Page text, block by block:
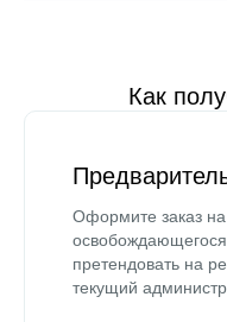
Как
Оформите заказ
претендовать на
текущий